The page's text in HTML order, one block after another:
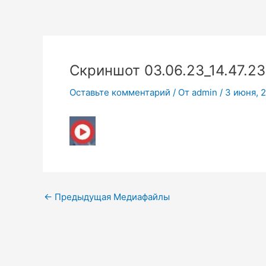
Скриншот 03.06.23_14.47.23
Оставьте комментарий / От admin / 3 июня,
← Предыдущая Медиафайлы